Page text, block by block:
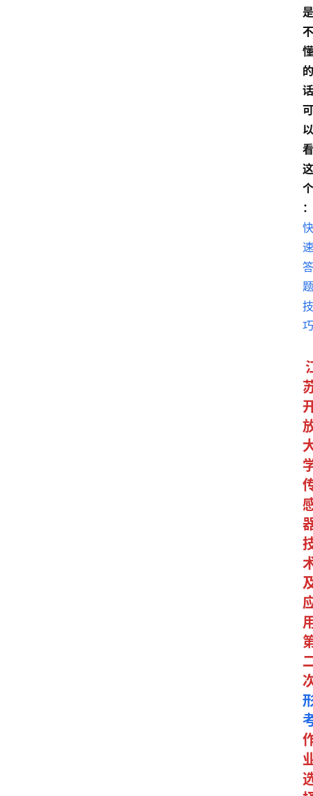
是
不
懂
的
话
可
以
看
这
个
：
快
速
答
题
技
巧